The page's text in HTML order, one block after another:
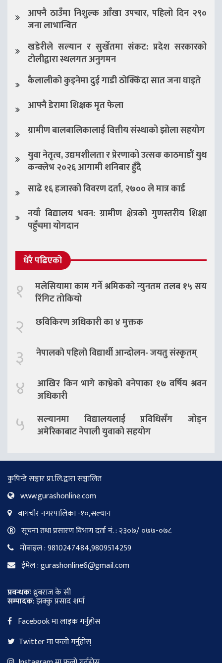
आफ्नै ठाउँमा निशुल्क आँखा उपचार, पहिलो दिन २९०
जना लाभान्वित
खडेरीले सल्यान र सुर्खेतमा संकट: प्रदेश सरकारको
टोलीद्वारा स्थलगत अनुगमन
कैलालीको कुइनेमा दुई गाडी ठोक्किँदा सात जना घाइते
आफ्नै डेरामा शिक्षक मृत फेला
ग्रामीण बालबालिकालाई वित्तीय संस्थाको झोला सहयोग
युवा नेतृत्व, उद्यमशीलता र प्रेरणाको उत्सवः काठमाडौं युथ
कन्क्लेभ २०२६ आगामी शनिबार हुँदै
साढे १६ हजारको विवरण दर्ता, २७०० ले मात्र कार्ड
नयाँ बिद्यालय भवन: ग्रामीण क्षेत्रको गुणस्तरीय शिक्षा
पहुँचमा योगदान
धेरै पढिएको
१
मलेसियामा काम गर्ने श्रमिकको न्युनतम तलब १५ सय
रिंगिट तोकियो
२ छविकिरण अधिकारी का ४ मुक्तक
३ नेपालकाे पहिलाे विद्यार्थी आन्दोलन- जयतु संस्कृतम्‌
४
आखिर किन भागे काभ्रेको बनेपाका १७ वर्षिय श्रवन
अधिकारी
५
सल्यानमा विद्यालयलाई प्रविधिसँग जोड्न
अमेरिकाबाट नेपाली युवाको सहयोग
कुपिन्डे सञ्चार प्रा.लि.द्वारा सञ्चालित
www.gurashonline.com
बागचौर नगरपालिका -१०,सल्यान
सूचना तथा प्रसारण विभाग दर्ता नं. : २३०७/ ०७७-०७८
मोबाइल : 9810247484,9809514259
ईमेल : gurashonline6@gmail.com
प्रवन्धकःध्रुबराज के सी
सम्पादक: झक्कु प्रसाद शर्मा
Facebook मा लाइक गर्नुहोस
Twitter मा फलो गर्नुहोस्